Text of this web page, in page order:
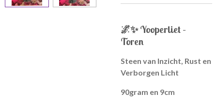
🌌✨Yooperliet –
Toren
Steen van Inzicht, Rust en
Verborgen Licht
90gram en 9cm